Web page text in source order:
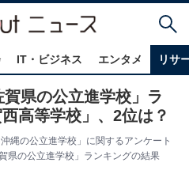
IT・ビジネス エンタメ リサ
県の公立進学校」ラ
高等学校」、2位は？
縄の公立進学校」に関するアンケート
県の公立進学校」ランキングの結果